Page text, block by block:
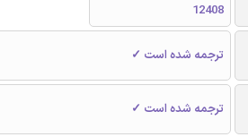
12408
ترجمه شده است ✓
ترجمه شده است ✓